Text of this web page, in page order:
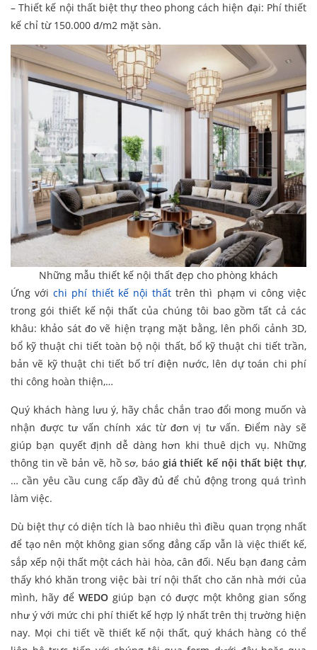
– Thiết kế nội thất biệt thự theo phong cách hiện đại: Phí thiết
kế chỉ từ 150.000 đ/m2 mặt sàn.
Những mẫu thiết kế nội thất đẹp cho phòng khách
Ứng vớichi phí thiết kế nội thất trên thì phạm vi công việc
trong gói thiết kế nội thất của chúng tôi bao gồm tất cả các
khâu: khảo sát đo vẽ hiện trạng mặt bằng, lên phối cảnh 3D,
bổ kỹ thuật chi tiết toàn bộ nội thất, bổ kỹ thuật chi tiết trần,
bản vẽ kỹ thuật chi tiết bố trí điện nước, lên dự toán chi phí
thi công hoàn thiện,…
Quý khách hàng lưu ý, hãy chắc chắn trao đổi mong muốn và
nhận được tư vấn chính xác từ đơn vị tư vấn. Điểm này sẽ
giúp bạn quyết định dễ dàng hơn khi thuê dịch vụ. Những
thông tin về bản vẽ, hồ sơ, báo giá thiết kế nội thất biệt thự,
… cần yêu cầu cung cấp đầy đủ để chủ động trong quá trình
làm việc.
Dù biệt thự có diện tích là bao nhiêu thì điều quan trọng nhất
để tạo nên một không gian sống đẳng cấp vẫn là việc thiết kế,
sắp xếp nội thất một cách hài hòa, cân đối. Nếu bạn đang cảm
thấy khó khăn trong việc bài trí nội thất cho căn nhà mới của
mình, hãy để WEDO giúp bạn có được một không gian sống
như ý với mức chi phí thiết kế hợp lý nhất trên thị trường hiện
nay. Mọi chi tiết về thiết kế nội thất, quý khách hàng có thể